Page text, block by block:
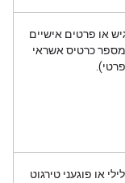
או פרטים אישיים
כרטיס אשראי
או פוגעני טירגוט